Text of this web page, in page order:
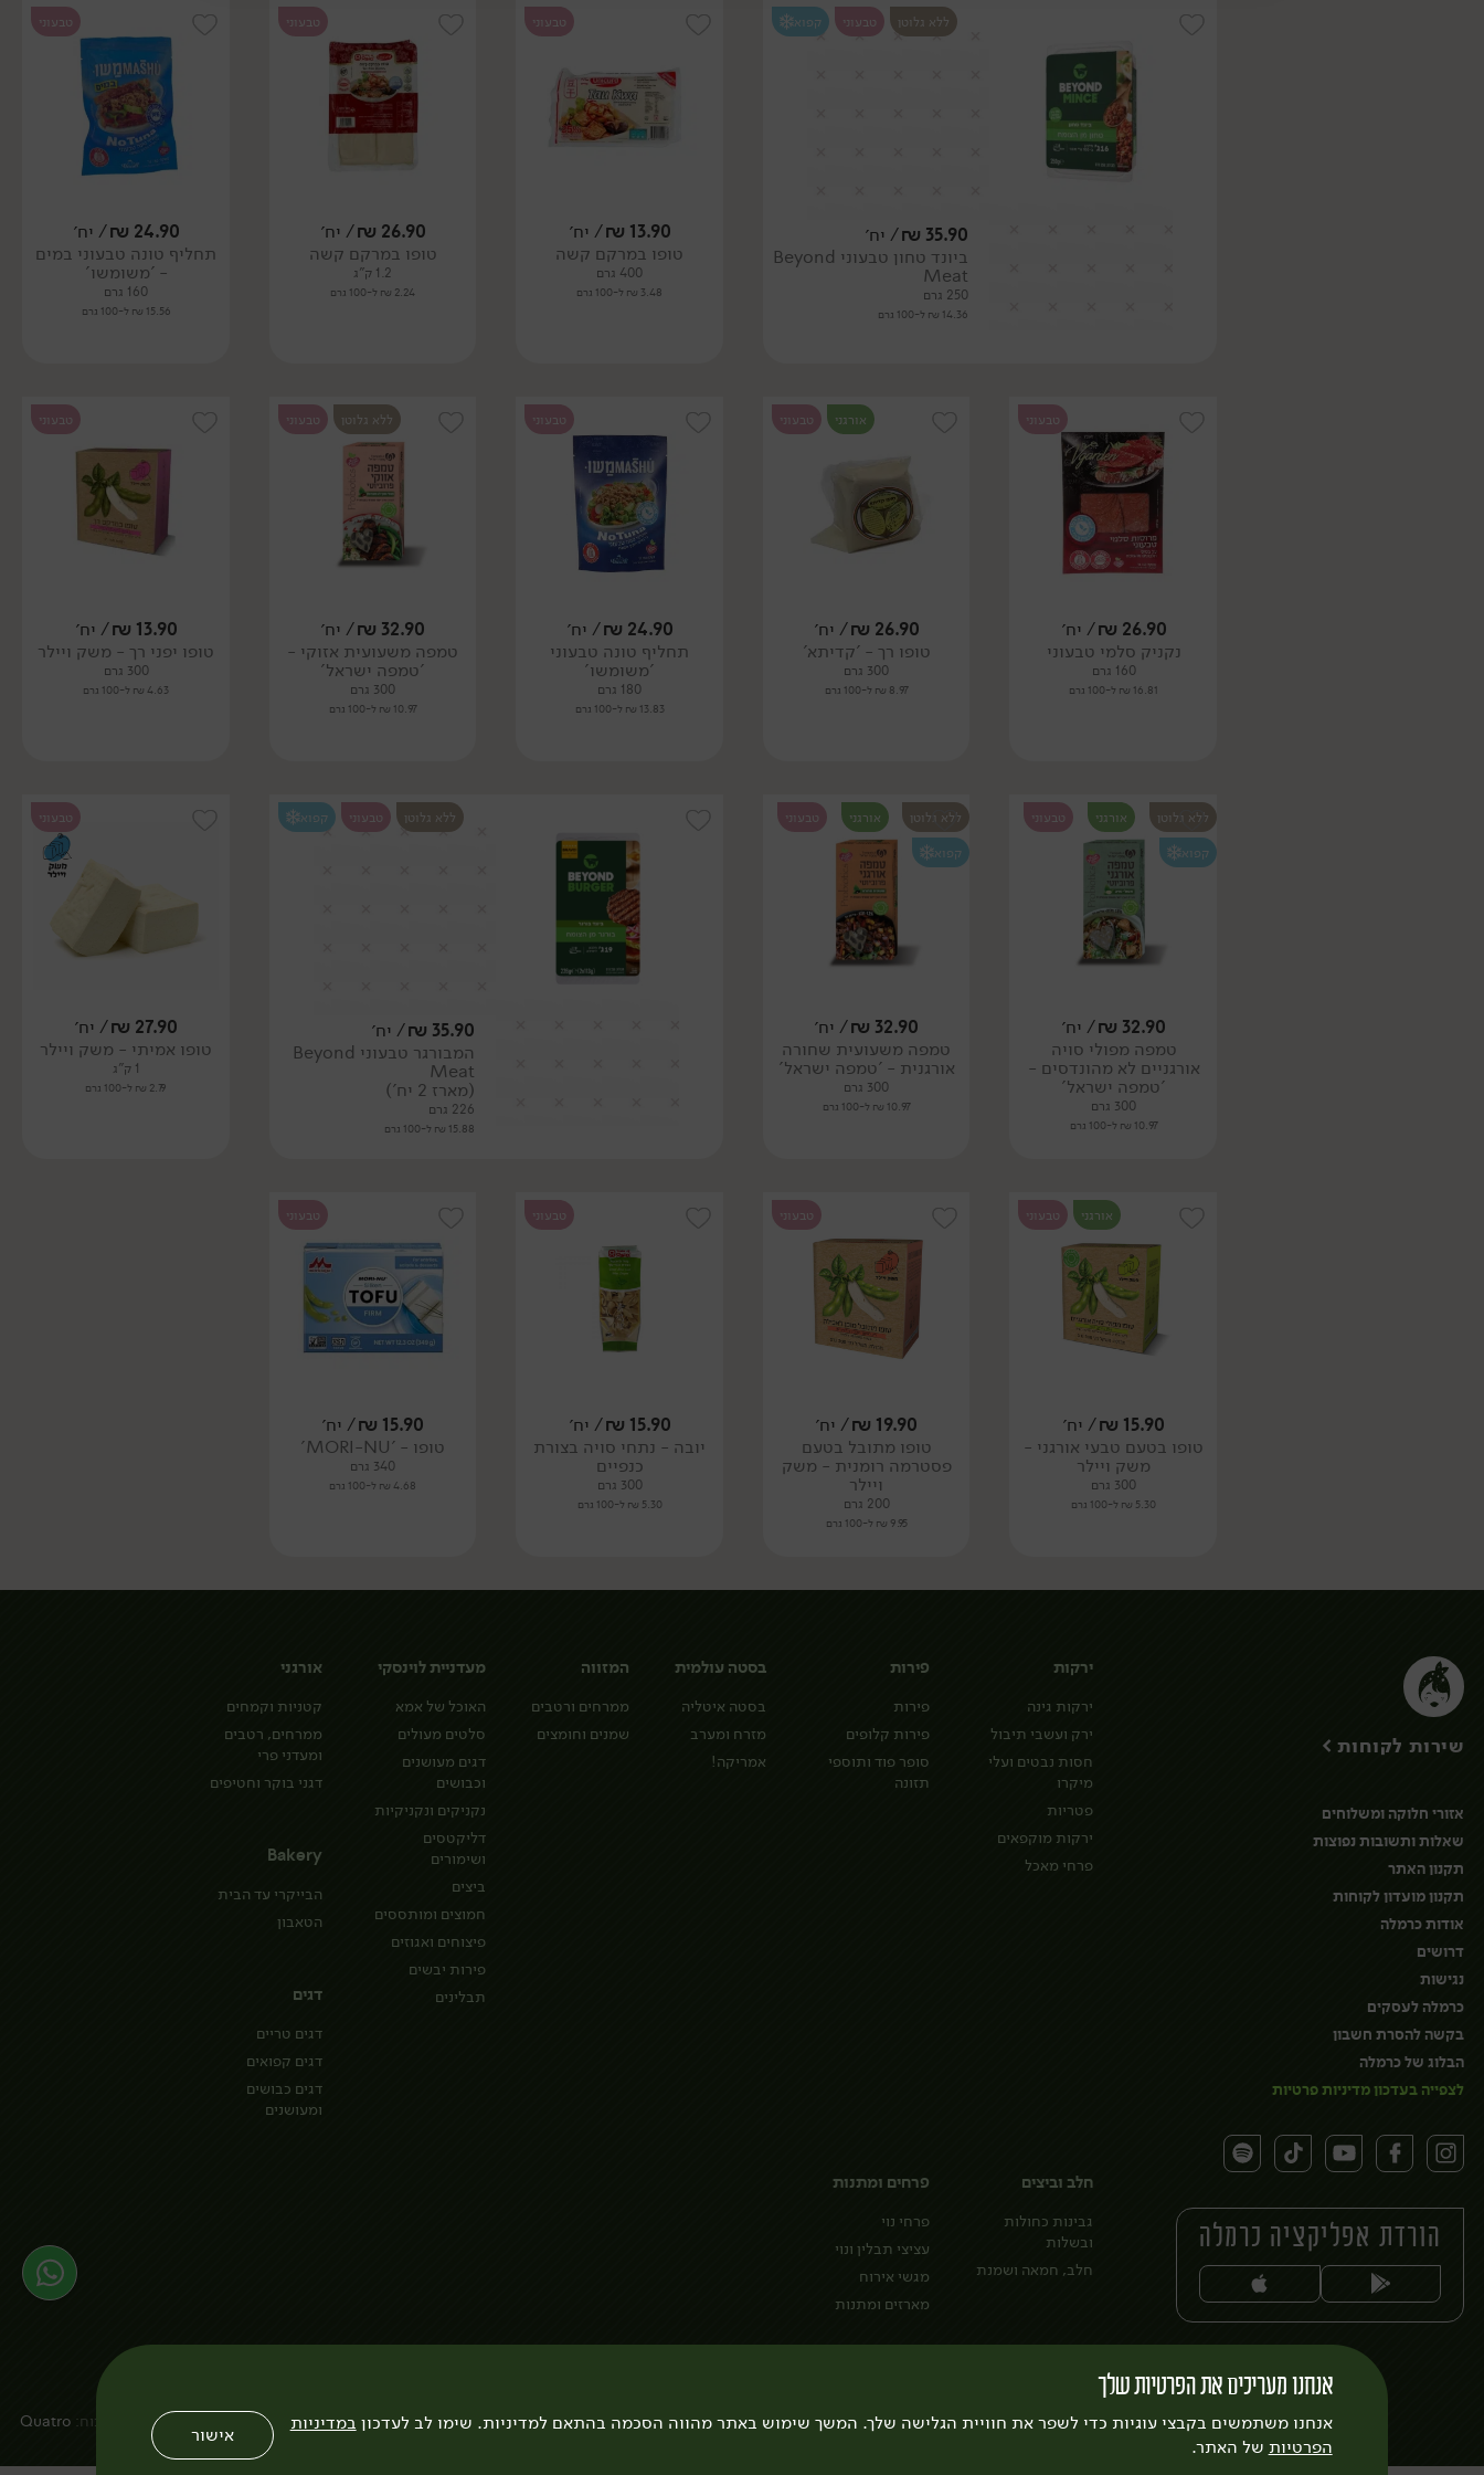
ללא גלוטן טבעוני קפוא
35.90
₪/ יח׳
ביונד טחון טבעוני Beyond
Meat
250 גרם
14.36 ₪ ל-100 גרם
טבעוני
13.90
₪/ יח׳
טופו במרקם קשה
400 גרם
3.48 ₪ ל-100 גרם
טבעוני
26.90
₪/ יח׳
טופו במרקם קשה
1.2 ק"ג
2.24 ₪ ל-100 גרם
טבעוני
24.90
₪/ יח׳
תחליף טונה טבעוני במים
- 'משומשו'
160 גרם
15.56 ₪ ל-100 גרם
טבעוני
26.90
₪/ יח׳
נקניק סלמי טבעוני
160 גרם
16.81 ₪ ל-100 גרם
אורגני טבעוני
26.90
₪/ יח׳
טופו רך - 'קדיתא'
300 גרם
8.97 ₪ ל-100 גרם
טבעוני
24.90
₪/ יח׳
תחליף טונה טבעוני
'משומשו'
180 גרם
13.83 ₪ ל-100 גרם
ללא גלוטן טבעוני
32.90
₪/ יח׳
טמפה משעועית אזוקי -
'טמפה ישראל'
300 גרם
10.97 ₪ ל-100 גרם
טבעוני
13.90
₪/ יח׳
טופו יפני רך - משק ויילר
300 גרם
4.63 ₪ ל-100 גרם
ללא גלוטן אורגני
טבעוני
קפוא
32.90
₪/ יח׳
טמפה מפולי סויה
אורגניים לא מהונדסים -
'טמפה ישראל'
300 גרם
10.97 ₪ ל-100 גרם
ללא גלוטן אורגני
טבעוני
קפוא
32.90
₪/ יח׳
טמפה משעועית שחורה
אורגנית - 'טמפה ישראל'
300 גרם
10.97 ₪ ל-100 גרם
ללא גלוטן טבעוני קפוא
35.90
₪/ יח׳
המבורגר טבעוני Beyond
Meat
(מארז 2 יח')
226 גרם
15.88 ₪ ל-100 גרם
טבעוני
27.90
₪/ יח׳
טופו אמיתי - משק ויילר
1 ק"ג
2.79 ₪ ל-100 גרם
אורגני טבעוני
15.90
₪/ יח׳
טופו בטעם טבעי אורגני -
משק ויילר
300 גרם
5.30 ₪ ל-100 גרם
טבעוני
19.90
₪/ יח׳
טופו מתובל בטעם
פסטרמה רומנית - משק
ויילר
200 גרם
9.95 ₪ ל-100 גרם
טבעוני
15.90
₪/ יח׳
יובה - נתחי סויה בצורת
כנפיים
300 גרם
5.30 ₪ ל-100 גרם
טבעוני
15.90
₪/ יח׳
טופו - 'MORI-NU'
340 גרם
4.68 ₪ ל-100 גרם
אנחנו מעריכים את הפרטיות שלך
אנחנו משתמשים בקבצי עוגיות כדי לשפר את חוויית הגלישה שלך. המשך שימוש באתר מהווה הסכמה בהתאם למדיניות. שימו לב לעדכון במדיניות
הפרטיות של האתר.
אישור
ירקות
ירקות גינה
ירק ועשבי תיבול
חסות נבטים ועלי
מיקרו
פטריות
ירקות מוקפאים
פרחי מאכל
פירות
פירות
פירות קלופים
סופר פוד ותוספי
תזונה
בסטה עולמית
בסטה איטליה
מזרח ומערב
אמריקה!
המזווה
ממרחים ורטבים
שמנים וחומצים
מעדניית לוינסקי
האוכל של אמא
סלטים מעולים
דגים מעושנים
וכבושים
נקניקים ונקניקיות
דליקטסים
ושימורים
ביצים
חמוצים ומותססים
פיצוחים ואגוזים
פירות יבשים
תבלינים
אורגני
קטניות וקמחים
ממרחים, רטבים
ומעדני פרי
דגני בוקר וחטיפים
Bakery
הבייקרי עד הבית
הטאבון
דגים
דגים טריים
דגים קפואים
דגים כבושים
ומעושנים
חלב וביצים
גבינות כחולות
ובשלות
חלב, חמאה ושמנת
פרחים ומתנות
פרחי נוי
עציצי תבלין ונוי
מגשי אירוח
מארזים ומתנות
שירות לקוחות >
אזורי חלוקה ומשלוחים
שאלות ותשובות נפוצות
תקנון האתר
תקנון מועדון לקוחות
אודות כרמלה
דרושים
נגישות
כרמלה לעסקים
בקשה להסרת חשבון
הבלוג של כרמלה
לצפייה בעדכון מדיניות פרטיות
הורדת אפליקציה כרמלה
עיצוב:3bears פיתוח: Quatro